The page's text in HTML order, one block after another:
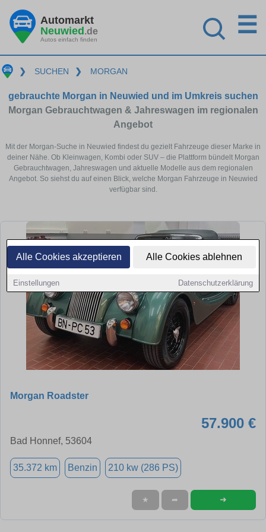
Alle Cookies akzeptieren Alle Cookies ablehnen
Einstellungen Datenschutzerklärung
Automarkt
Neuwied.de
Autos einfach finden
☰
❯ SUCHEN ❯ MORGAN
gebrauchte Morgan in Neuwied und im Umkreis suchen
Morgan Gebrauchtwagen & Jahreswagen im regionalen
Angebot
Mit der Morgan-Suche in Neuwied findest du gezielt Fahrzeuge dieser Marke in
deiner Nähe. Ob Kleinwagen, Kombi oder SUV – die Plattform bündelt Morgan
Gebrauchtwagen, Jahreswagen und aktuelle Modelle aus dem regionalen
Angebot. So siehst du auf einen Blick, welche Morgan Fahrzeuge in Neuwied
verfügbar sind.
Morgan Roadster
57.900 €
Bad Honnef, 53604
35.372 km Benzin 210 kw (286 PS)
★ ➦ ➜